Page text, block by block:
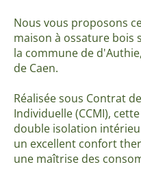
Nous vous proposons
maison à ossature bois
la commune de
de Caen.
Réalisée sous Contrat
Individuelle (CCMI),
double isolation
un excellent confort
une maîtrise des